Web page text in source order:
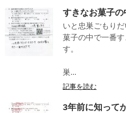
すきなお菓子
いと忠巣ごもり
菓子の中で一番
(長野
巣...
記事を読む
3年前に知って